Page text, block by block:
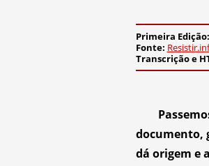
Primeira Edição:
Fonte:
Transcrição e
documento,
dá origem e